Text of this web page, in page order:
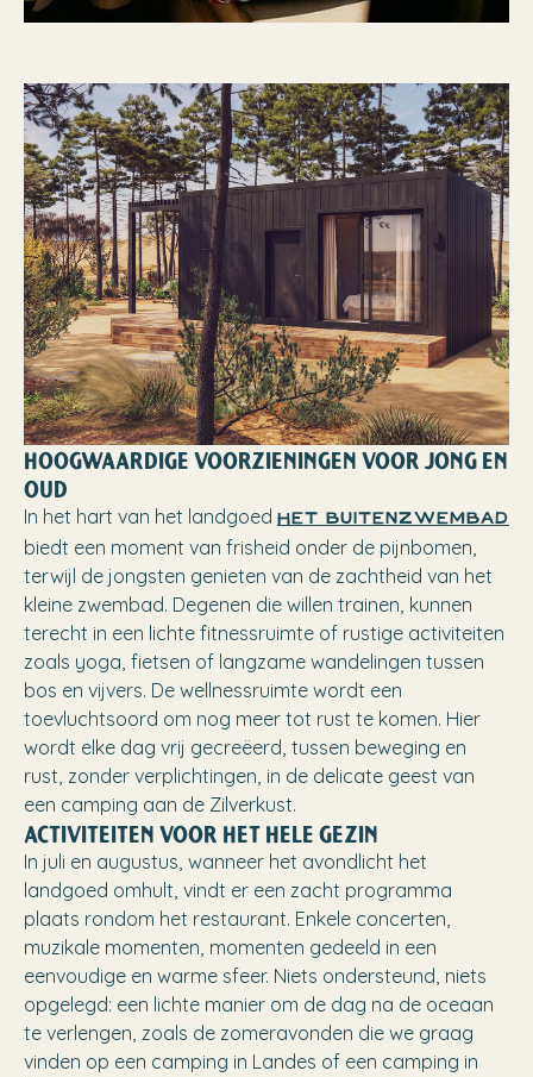
HOOGWAARDIGE VOORZIENINGEN VOOR JONG EN
OUD
In het hart van het landgoed Het buitenzwembad
biedt een moment van frisheid onder de pijnbomen,
terwijl de jongsten genieten van de zachtheid van het
kleine zwembad. Degenen die willen trainen, kunnen
terecht in een lichte fitnessruimte of rustige activiteiten
zoals yoga, fietsen of langzame wandelingen tussen
bos en vijvers. De wellnessruimte wordt een
toevluchtsoord om nog meer tot rust te komen. Hier
wordt elke dag vrij gecreëerd, tussen beweging en
rust, zonder verplichtingen, in de delicate geest van
een camping aan de Zilverkust.
ACTIVITEITEN VOOR HET HELE GEZIN
In juli en augustus, wanneer het avondlicht het
landgoed omhult, vindt er een zacht programma
plaats rondom het restaurant. Enkele concerten,
muzikale momenten, momenten gedeeld in een
eenvoudige en warme sfeer. Niets ondersteund, niets
opgelegd: een lichte manier om de dag na de oceaan
te verlengen, zoals de zomeravonden die we graag
vinden op een camping in Landes of een camping in